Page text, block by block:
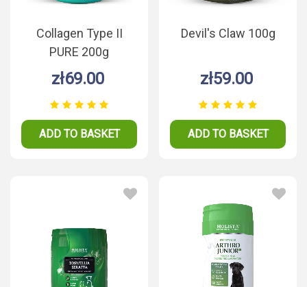
Collagen Type II
PURE 200g
zł69.00
ADD TO BASKET
Devil's Claw 100g
zł59.00
ADD TO BASKET